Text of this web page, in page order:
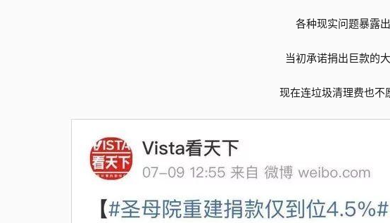
各种现实问题暴露出
当初承诺捐出巨款的大
现在连垃圾清理费也不